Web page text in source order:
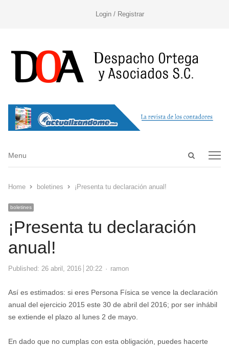
Login / Registrar
Open
Menu
Menu
Home boletines ¡Presenta tu declaración anual!
boletines
¡Presenta tu declaración
anual!
Published: 26 abril, 2016 20:22 Author
ramon
Así es estimados: si eres Persona Física se vence la declaración
anual del ejercicio 2015 este 30 de abril del 2016; por ser inhábil
se extiende el plazo al lunes 2 de mayo.
En dado que no cumplas con esta obligación, puedes hacerte